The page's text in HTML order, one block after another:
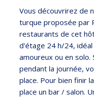
Vous découvrirez de
turque proposée par
restaurants de cet
d'étage 24 h/24,
amoureux ou en
pendant la journée,
place. Pour bien finir
place un bar / salon.